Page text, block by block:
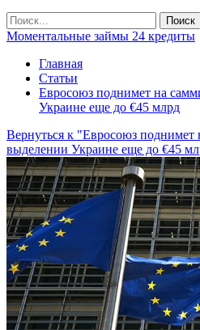
Моментальные займы 24 кредиты
Главная
Статьи
Евросоюз поднимет на
Украине еще до €45 млрд
Вернуться к "Евросоюз поднимет
выделении Украине еще до €45